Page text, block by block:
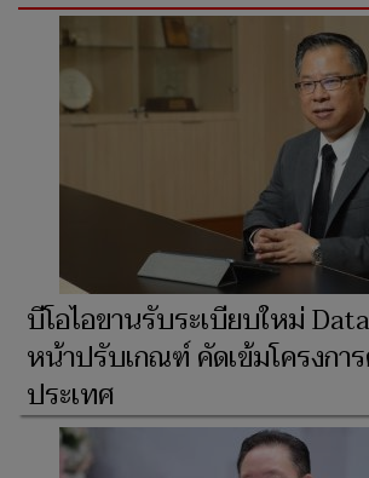
บีโอไอขานรับระเบียบใหม่
หน้าปรับเกณฑ์ คัดเข้มโครงกา
ประเทศ